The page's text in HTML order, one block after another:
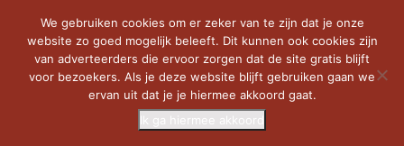
We gebruiken cookies om er zeker van te zijn dat je onze
website zo goed mogelijk beleeft. Dit kunnen ook cookies zijn
van adverteerders die ervoor zorgen dat de site gratis blijft
voor bezoekers. Als je deze website blijft gebruiken gaan we
ervan uit dat je je hiermee akkoord gaat.
Ik ga hiermee akkoord